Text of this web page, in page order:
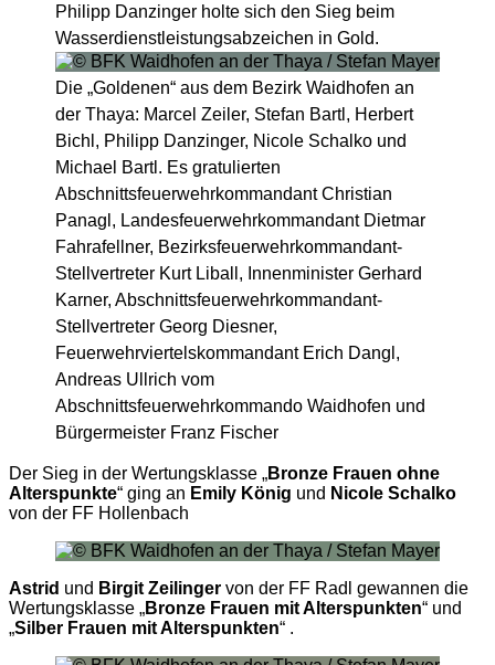
Philipp Danzinger holte sich den Sieg beim
Wasserdienstleistungsabzeichen in Gold.
Die „Goldenen“ aus dem Bezirk Waidhofen an
der Thaya: Marcel Zeiler, Stefan Bartl, Herbert
Bichl, Philipp Danzinger, Nicole Schalko und
Michael Bartl. Es gratulierten
Abschnittsfeuerwehrkommandant Christian
Panagl, Landesfeuerwehrkommandant Dietmar
Fahrafellner, Bezirksfeuerwehrkommandant-
Stellvertreter Kurt Liball, Innenminister Gerhard
Karner, Abschnittsfeuerwehrkommandant-
Stellvertreter Georg Diesner,
Feuerwehrviertelskommandant Erich Dangl,
Andreas Ullrich vom
Abschnittsfeuerwehrkommando Waidhofen und
Bürgermeister Franz Fischer
Der Sieg in der Wertungsklasse „Bronze Frauen ohne
Alterspunkte“ ging an Emily König und Nicole Schalko
von der FF Hollenbach
Astrid und Birgit Zeilinger von der FF Radl gewannen die
Wertungsklasse „Bronze Frauen mit Alterspunkten“ und
„Silber Frauen mit Alterspunkten“ .